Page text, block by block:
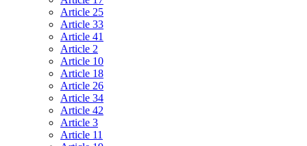
Article 25
Article 33
Article 41
Article 2
Article 10
Article 18
Article 26
Article 34
Article 42
Article 3
Article 11